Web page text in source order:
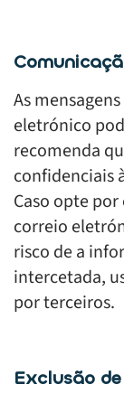
As
eletrónico
recomenda
confidenciais
Caso opte
correio
risco de a
intercetada,
por terceiros.
Exclusão